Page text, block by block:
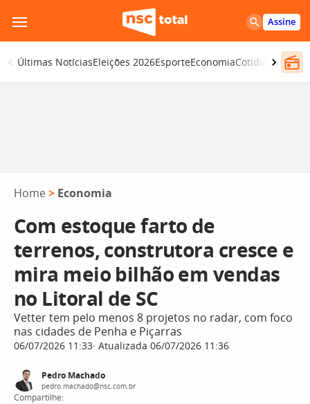
para
o
conteúdo
Assine
Últimas NotíciasEleições 2026EsporteEconomiaCotidiano
Home > Economia
Com estoque farto de
terrenos, construtora cresce e
mira meio bilhão em vendas
no Litoral de SC
Vetter tem pelo menos 8 projetos no radar, com foco
nas cidades de Penha e Piçarras
06/07/2026 11:33 Atualizada 06/07/2026 11:36
Pedro Machado
pedro.machado@nsc.com.br
Compartilhe: